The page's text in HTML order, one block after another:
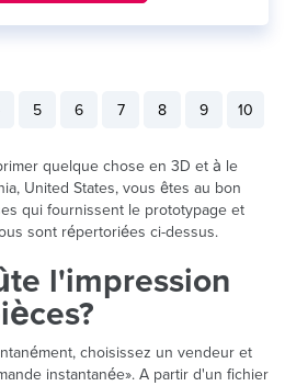
5 6 7 8 9 10
quelque chose en 3D et à le
United States, vous êtes au bon
qui fournissent le prototypage et
sont répertoriées ci-dessus.
l'impression
choisissez un vendeur et
instantanée». A partir d'un fichier